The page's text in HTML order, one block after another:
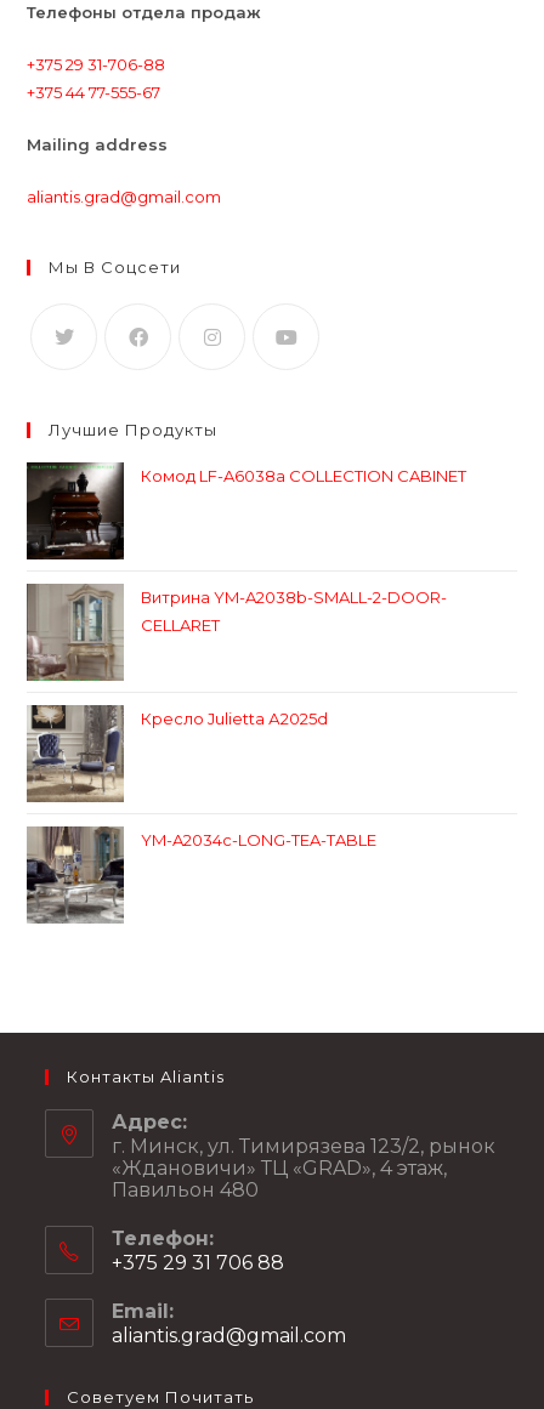
Телефоны отдела продаж
+375 29 31-706-88
+375 44 77-555-67
Mailing address
aliantis.grad@gmail.com
Мы В Соцсети
Лучшие Продукты
Комод LF-A6038a COLLECTION CABINET
Витрина YM-A2038b-SMALL-2-DOOR-
CELLARET
Кресло Julietta А2025d
YM-A2034c-LONG-TEA-TABLE
Контакты Aliantis
Адрес:
г. Минск, ул. Тимирязева 123/2, рынок
«Ждановичи» ТЦ «GRAD», 4 этаж,
Павильон 480
Телефон:
+375 29 31 706 88
Email:
aliantis.grad@gmail.com
Советуем Почитать